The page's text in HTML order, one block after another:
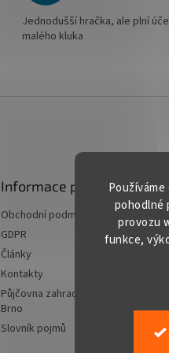
pohodlné
provozu
funkce,
Jednodušší hračka, ale plní
malého kluka
Informace pro vás
Obchodní podmínky
GDPR
Články
Kontakty
Půjčovna zahradní techniky
Brno
Slovník pojmů